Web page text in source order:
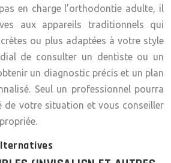
en charge l’orthodontie adulte, il
aux appareils traditionnels qui
ou plus adaptées à votre style
de consulter un dentiste ou un
un diagnostic précis et un plan
Seul un professionnel pourra
de votre situation et vous conseiller